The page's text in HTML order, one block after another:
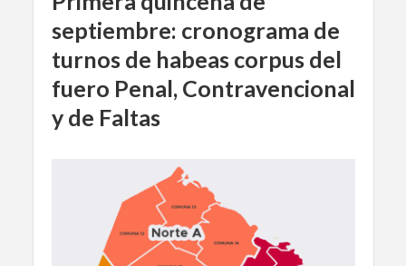
septiembre: cronograma de
turnos de habeas corpus del
fuero Penal, Contravencional
y de Faltas